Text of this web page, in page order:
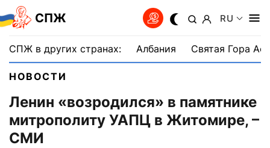
СПЖ RU
СПЖ в других странах: Албания Святая Гора
НОВОСТИ
Ленин «возродился» в памятнике
митрополиту УАПЦ в Житомире, –
СМИ